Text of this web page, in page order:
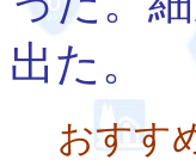
出た。
おすす